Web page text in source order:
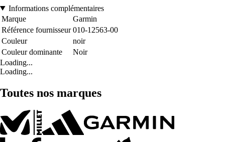
Informations complémentaires
Marque
Garmin
Référence fournisseur 010-12563-00
Couleur
noir
Couleur dominante
Noir
Loading...
Loading...
Toutes nos marques